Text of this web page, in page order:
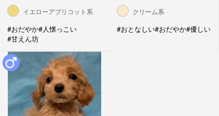
イエローアプリコット系
#おだやか#人懐っこい
#甘えん坊
クリーム系
#おとなしい#おだやか#優しい